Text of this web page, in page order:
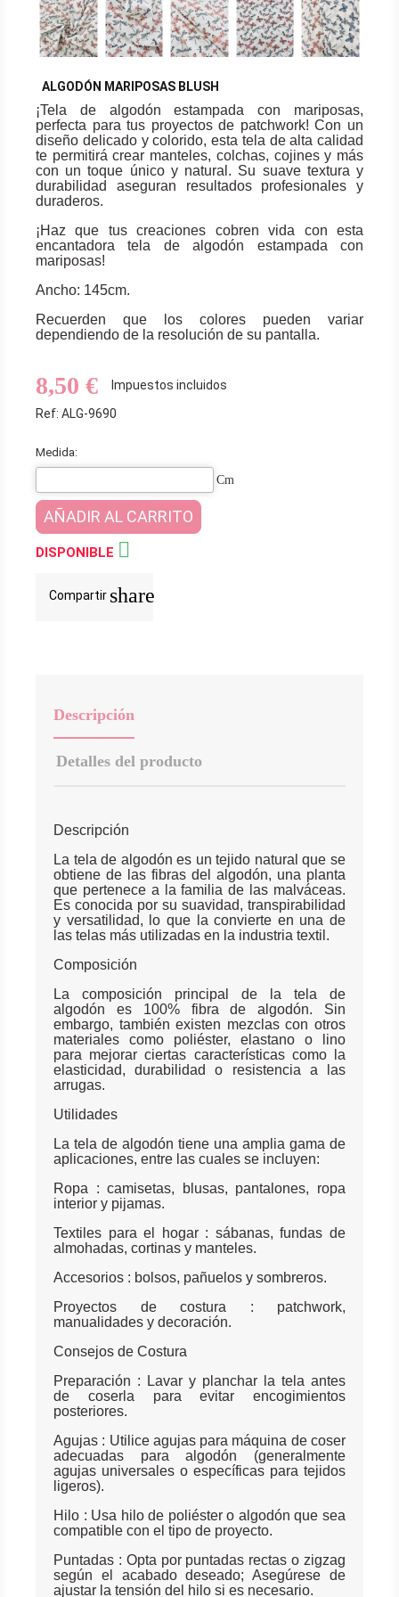
ALGODÓN MARIPOSAS BLUSH
¡Tela de algodón estampada con mariposas,
perfecta para tus proyectos de patchwork! Con un
diseño delicado y colorido, esta tela de alta calidad
te permitirá crear manteles, colchas, cojines y más
con un toque único y natural. Su suave textura y
durabilidad aseguran resultados profesionales y
duraderos.
¡Haz que tus creaciones cobren vida con esta
encantadora tela de algodón estampada con
mariposas!
Ancho: 145cm.
Recuerden que los colores pueden variar
dependiendo de la resolución de su pantalla.
8,50 €
Impuestos incluidos
Ref: ALG-9690
Medida:
Cm
AÑADIR AL CARRITO
DISPONIBLE 
Compartir share
Descripción
Detalles del producto
Descripción
La tela de algodón es un tejido natural que se
obtiene de las fibras del algodón, una planta
que pertenece a la familia de las malváceas.
Es conocida por su suavidad, transpirabilidad
y versatilidad, lo que la convierte en una de
las telas más utilizadas en la industria textil.
Composición
La composición principal de la tela de
algodón es 100% fibra de algodón. Sin
embargo, también existen mezclas con otros
materiales como poliéster, elastano o lino
para mejorar ciertas características como la
elasticidad, durabilidad o resistencia a las
arrugas.
Utilidades
La tela de algodón tiene una amplia gama de
aplicaciones, entre las cuales se incluyen:
Ropa : camisetas, blusas, pantalones, ropa
interior y pijamas.
Textiles para el hogar : sábanas, fundas de
almohadas, cortinas y manteles.
Accesorios : bolsos, pañuelos y sombreros.
Proyectos de costura : patchwork,
manualidades y decoración.
Consejos de Costura
Preparación : Lavar y planchar la tela antes
de coserla para evitar encogimientos
posteriores.
Agujas : Utilice agujas para máquina de coser
adecuadas para algodón (generalmente
agujas universales o específicas para tejidos
ligeros).
Hilo : Usa hilo de poliéster o algodón que sea
compatible con el tipo de proyecto.
Puntadas : Opta por puntadas rectas o zigzag
según el acabado deseado; Asegúrese de
ajustar la tensión del hilo si es necesario.